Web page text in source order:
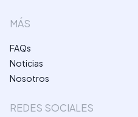
MÁS
FAQs
Noticias
Nosotros
REDES SOCIALES